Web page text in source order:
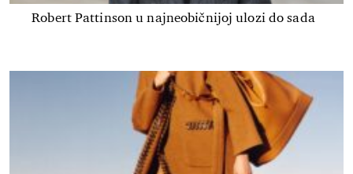
Robert Pattinson u najneobičnijoj ulozi do sada